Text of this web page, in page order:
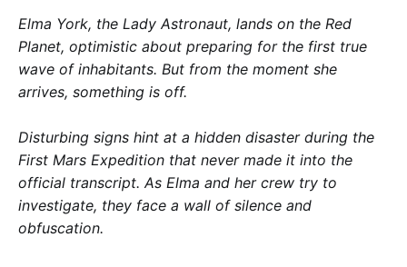
Elma York, the Lady Astronaut, lands on the Red
Planet, optimistic about preparing for the first true
wave of inhabitants. But from the moment she
arrives, something is off.
Disturbing signs hint at a hidden disaster during the
First Mars Expedition that never made it into the
official transcript. As Elma and her crew try to
investigate, they face a wall of silence and
obfuscation.